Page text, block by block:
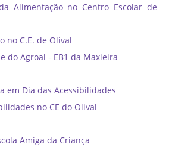
Alimentação no Centro Escolar de
no C.E. de Olival
do Agroal - EB1 da Maxieira
em Dia das Acessibilidades
no CE do Olival
Amiga da Criança